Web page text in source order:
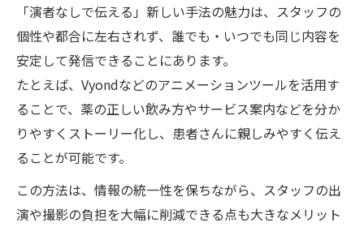
情報発信の属人化を防ぐ運用ノウハウ
自動化で情報発信が続く仕組みを作る
スタッフの負担を減らす情報発信術
情報発信ツールが支える継続のコツ
情報発信が楽になるテンプレート活用法
継続しやすい情報発信はどう作られるか
情報発信の継続を支える習慣化テクニック
演者不要で続く情報発信のポイント解説
「演者なしで伝える」新しい手法の魅力は、スタッフの
個性や都合に左右されず、誰でも・いつでも同じ内容を
安定して発信できることにあります。
たとえば、Vyondなどのアニメーションツールを活用す
ることで、薬の正しい飲み方やサービス案内などを分か
りやすくストーリー化し、患者さんに親しみやすく伝え
ることが可能です。
この方法は、情報の統一性を保ちながら、スタッフの出
演や撮影の負担を大幅に削減できる点も大きなメリット